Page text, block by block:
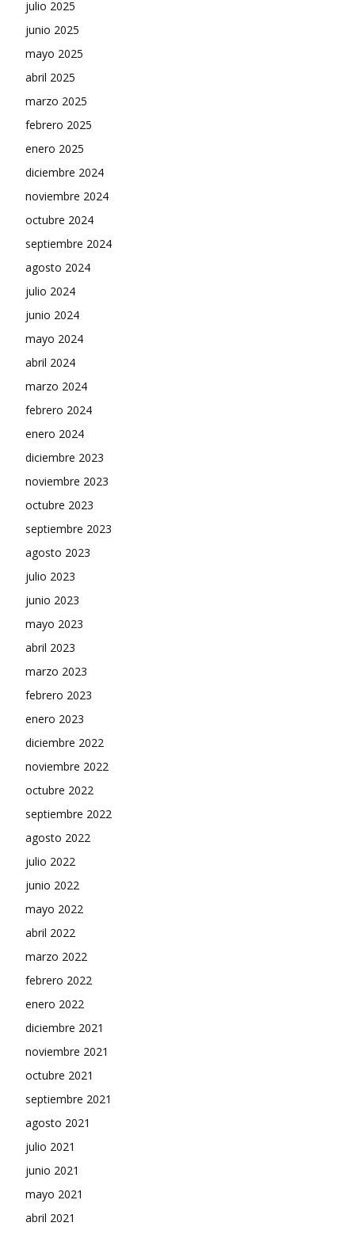
julio 2025
junio 2025
mayo 2025
abril 2025
marzo 2025
febrero 2025
enero 2025
diciembre 2024
noviembre 2024
octubre 2024
septiembre 2024
agosto 2024
julio 2024
junio 2024
mayo 2024
abril 2024
marzo 2024
febrero 2024
enero 2024
diciembre 2023
noviembre 2023
octubre 2023
septiembre 2023
agosto 2023
julio 2023
junio 2023
mayo 2023
abril 2023
marzo 2023
febrero 2023
enero 2023
diciembre 2022
noviembre 2022
octubre 2022
septiembre 2022
agosto 2022
julio 2022
junio 2022
mayo 2022
abril 2022
marzo 2022
febrero 2022
enero 2022
diciembre 2021
noviembre 2021
octubre 2021
septiembre 2021
agosto 2021
julio 2021
junio 2021
mayo 2021
abril 2021